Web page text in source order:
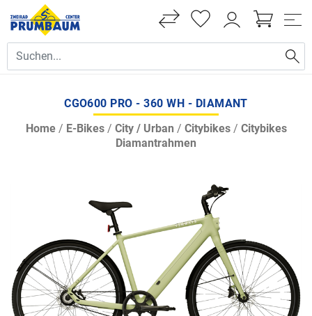
CGO600 PRO - 360 WH - DIAMANT
Home/ E-Bikes/ City / Urban / Citybikes/ Citybikes
Diamantrahmen